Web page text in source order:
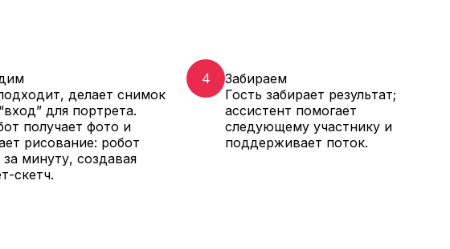
делает снимок
для портрета.
получает фото и
рисование: робот
за минуту, создавая
скетч.
4
Забираем
Гость забирает результат;
ассистент помогает
следующему участнику и
поддерживает поток.